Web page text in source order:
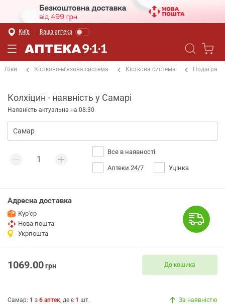
Київ Ваша аптека
Ліки Кістково-м'язова система Кісткова система Подагра
Колхіцин - наявність у Самарі
Наявність актуальна на 08:30
Все в наявності
Аптеки 24/7 Уцінка
Адресна доставка
Кур'єр
Нова пошта
Укрпошта
1069.00грн До кошика
Самар: 1 з 6 аптек, де є 1 шт. За наявністю